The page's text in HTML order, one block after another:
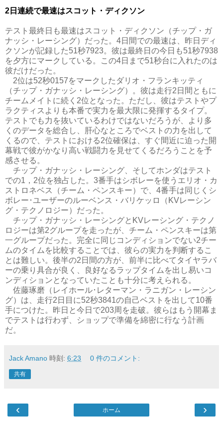
2日連続で最速はスコット・ディクソン
テスト最終日も最速はスコット・ディクソン（チップ・ガ
ナッシ・レーシング）だった。4日間での最速は、昨日ディ
クソンが記録した51秒7923。彼は最終日の今日も51秒7938
を夕方にマークしている。この4日まで51秒台に入れたのは
彼だけだった。
2位は52秒0157をマークしたダリオ・フランキッティ
（チップ・ガナッシ・レーシング）。彼は走行2日間ともに
チームメイトに続く2位となった。ただし、彼はテストやプ
ラクティスよりも本番で実力を最大限に発揮するタイプ。
テストでも力を抜いているわけではないだろうが、より多
くのデータを総合し、肝心なところでベストの力を出して
くるので、テストにおける2位確保は、すぐ間近に迫った開
幕戦で彼がかなり高い戦闘力を見せてくるだろうことを予
感させる。
チップ・ガナッシ・レーシング、そしてホンダはテスト
での1，2位を独占した。3番手はシボレーを使うエリオ・カ
ストロネベス（チーム・ペンスキー）で、4番手は同じくシ
ボレー･ユーザーのルーベンス・バリケッロ（KVレーシン
グ・テクノロジー）だった。
チップ・ガナッシ・レーシングとKVレーシング・テクノ
ロジーは第2グループを走ったが、チーム・ペンスキーは第
一グループだった。完全に同じコンディションでない2チー
ムのタイムを比較することでは、彼らの実力を判断するこ
とは難しい。後半の2日間の方が、前半に比べてタイヤラバ
ーの乗り具合が良く、良好なるラップタイムを出し易いコ
ンディションとなっていたことも十分に考えられる。
佐藤琢磨（レイホール･レターマン・ラニガン・レーシン
グ）は、走行2日目に52秒3841の自己ベストを出して10番
手につけた。昨日と今日で203周を走破。彼らはもう開幕ま
でテストは行わず、ショップで準備を綿密に行なう計画
だ。
Jack Amano 時刻: 6:23 0 件のコメント:
共有
‹ ›
ホーム